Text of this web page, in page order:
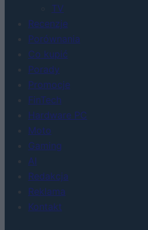
TV
Recenzje
Porównania
Co kupić
Porady
Promocje
FinTech
Hardware PC
Moto
Gaming
AI
Redakcja
Reklama
Kontakt